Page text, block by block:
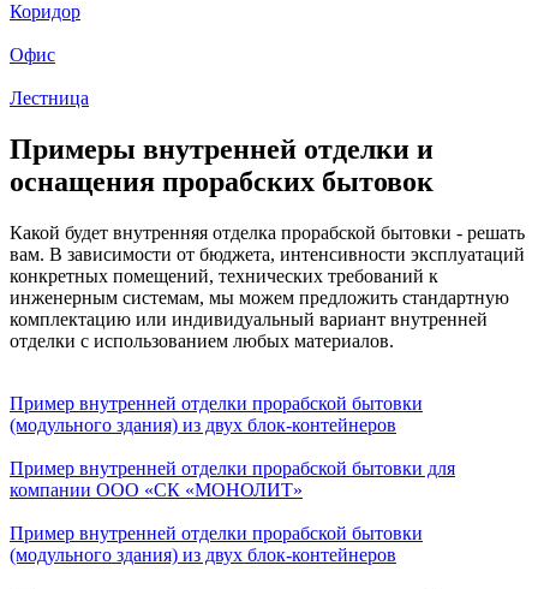
Коридор
Офис
Лестница
Примеры внутренней отделки и
оснащения прорабских бытовок
Какой будет внутренняя отделка прорабской бытовки - решать
вам. В зависимости от бюджета, интенсивности эксплуатаций
конкретных помещений, технических требований к
инженерным системам, мы можем предложить стандартную
комплектацию или индивидуальный вариант внутренней
отделки с использованием любых материалов.
Пример внутренней отделки прорабской бытовки
(модульного здания) из двух блок-контейнеров
Пример внутренней отделки прорабской бытовки для
компании ООО «СК «МОНОЛИТ»
Пример внутренней отделки прорабской бытовки
(модульного здания) из двух блок-контейнеров